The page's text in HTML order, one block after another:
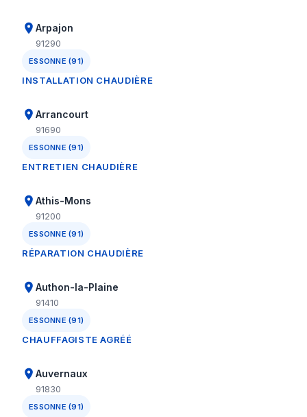
Arpajon
91290
ESSONNE (91)
INSTALLATION CHAUDIÈRE
Arrancourt
91690
ESSONNE (91)
ENTRETIEN CHAUDIÈRE
Athis-Mons
91200
ESSONNE (91)
RÉPARATION CHAUDIÈRE
Authon-la-Plaine
91410
ESSONNE (91)
CHAUFFAGISTE AGRÉÉ
Auvernaux
91830
ESSONNE (91)